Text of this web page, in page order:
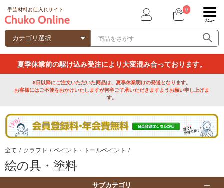
手芸材料お仕入れサイト 0
ﾒﾆｭｰ
夏季休業前の駆け込み受注により大変混み合っております。
6日以降にご注文いただいた商品は、夏季休業明けの発送となります。
お客様にはご不便をおかけいたしますが何卒ご了承いただきますようお願い申し上げま
す。
全て / クラフト / ペイント・トールペイント /
絵の具・塗料
サブカテゴリ